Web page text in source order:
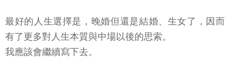
最好的人生選擇是，晚婚但還是結婚、生女了，因而
有了更多對人生本質與中場以後的思索。
我應該會繼續寫下去。